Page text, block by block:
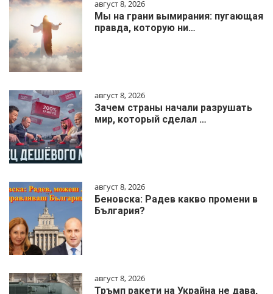
август 8, 2026
Мы на грани вымирания: пугающая
правда, которую ни…
август 8, 2026
Зачем страны начали разрушать
мир, который сделал …
август 8, 2026
Беновска: Радев какво промени в
България?
август 8, 2026
Тръмп ракети на Украйна не дава,